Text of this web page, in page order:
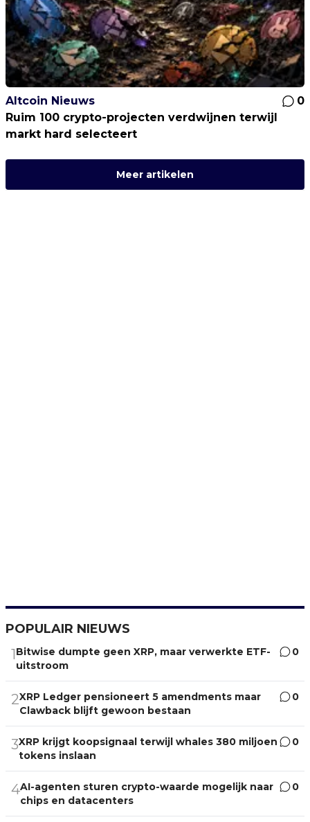
Altcoin Nieuws
0
Ruim 100 crypto-projecten verdwijnen terwijl
markt hard selecteert
Meer artikelen
POPULAIR NIEUWS
1Bitwise dumpte geen XRP, maar verwerkte ETF-
uitstroom
0
2XRP Ledger pensioneert 5 amendments maar
Clawback blijft gewoon bestaan
0
3XRP krijgt koopsignaal terwijl whales 380 miljoen
tokens inslaan
0
4AI-agenten sturen crypto-waarde mogelijk naar
chips en datacenters
0